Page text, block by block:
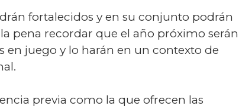
fortalecidos y en su conjunto podrán
pena recordar que el año próximo serán
en juego y lo harán en un contexto de
previa como la que ofrecen las